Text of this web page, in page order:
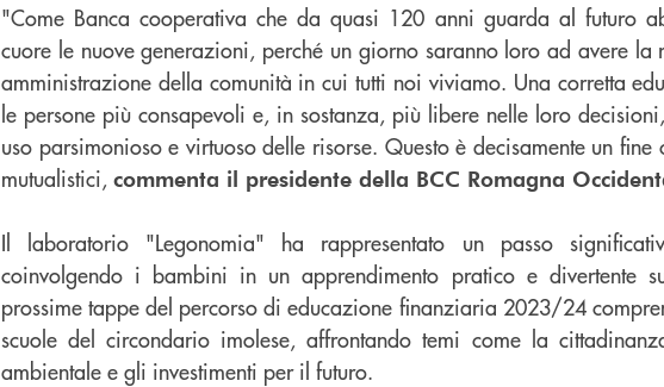
"Come Banca cooperativa che da quasi 120 anni guarda al futuro
cuore le nuove generazioni, perché un giorno saranno loro ad avere la
amministrazione della comunità in cui tutti noi viviamo. Una corretta
le persone più consapevoli e, in sostanza, più libere nelle loro
uso parsimonioso e virtuoso delle risorse. Questo è decisamente un
mutualistici, commenta il presidente della BCC Romagna
Il laboratorio "Legonomia" ha rappresentato un passo
coinvolgendo i bambini in un apprendimento pratico e divertente
prossime tappe del percorso di educazione finanziaria 2023/24
scuole del circondario imolese, affrontando temi come la
ambientale e gli investimenti per il futuro.